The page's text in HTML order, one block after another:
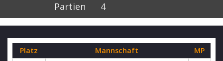
Partien
4
Platz Mannschaft
MP